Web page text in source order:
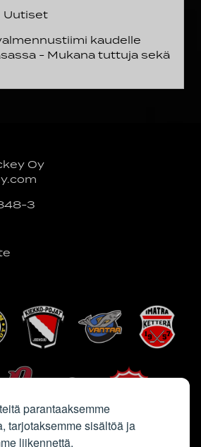
parantaaksemme
tarjotaksemme sisältöä ja
liikennettä.
Uutiset
kaudelle
- Mukana tuttuja sekä
Oy
3